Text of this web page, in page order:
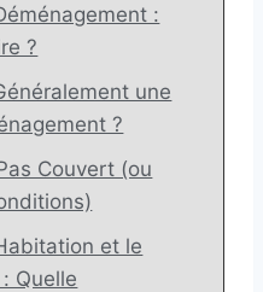
:
?
une
?
Couvert (ou
et le
Quelle